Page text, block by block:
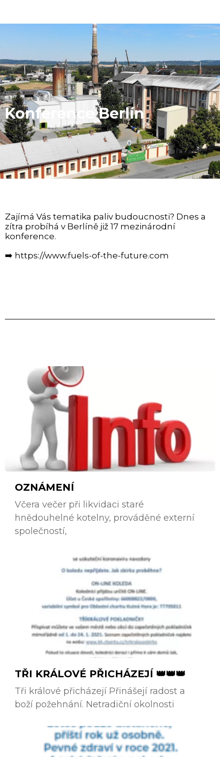
Konference Berlín
Zajímá Vás tematika paliv budoucnosti? Dnes a
zítra probíhá v Berlíně již 17 mezinárodní
konference.
➡️ https://www.fuels-of-the-future.com
OZNÁMENÍ
Včera večer při likvidaci staré
hnědouhelné kotelny, prováděné externí
společností,
TŘI KRÁLOVÉ PŘICHÁZEJÍ 👑👑👑
Tři králové přicházejí Přinášejí radost a
boží požehnání. Netradiční okolnosti